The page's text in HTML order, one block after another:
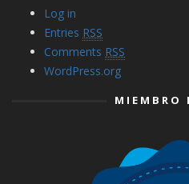
Log in
Entries RSS
Comments RSS
WordPress.org
MIEMBRO